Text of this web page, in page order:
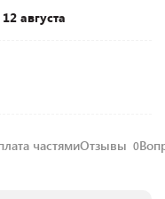
августа
частямиОтзывы 0